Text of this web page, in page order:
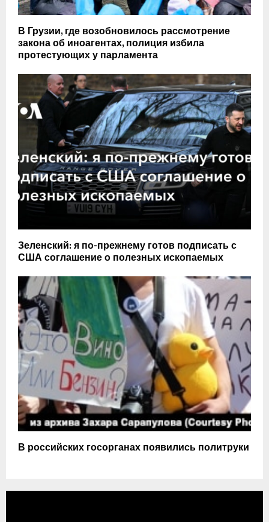
В Грузии, где возобновилось рассмотрение
закона об иноагентах, полиция избила
протестующих у парламента
Зеленский: я по-прежнему готов подписать с
США соглашение о полезных ископаемых
В российских госорганах появились политруки